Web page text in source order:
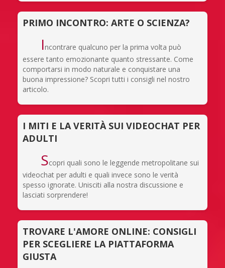
PRIMO INCONTRO: ARTE O SCIENZA?
Incontrare qualcuno per la prima volta può
essere tanto emozionante quanto stressante. Come
comportarsi in modo naturale e conquistare una
buona impressione? Scopri tutti i consigli nel nostro
articolo.
I MITI E LA VERITÀ SUI VIDEOCHAT PER
ADULTI
Scopri quali sono le leggende metropolitane sui
videochat per adulti e quali invece sono le verità
spesso ignorate. Unisciti alla nostra discussione e
lasciati sorprendere!
TROVARE L'AMORE ONLINE: CONSIGLI
PER SCEGLIERE LA PIATTAFORMA
GIUSTA